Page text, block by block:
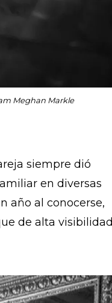
Meghan Markle
siempre dió
en diversas
año al conocerse,
de alta visibilidad